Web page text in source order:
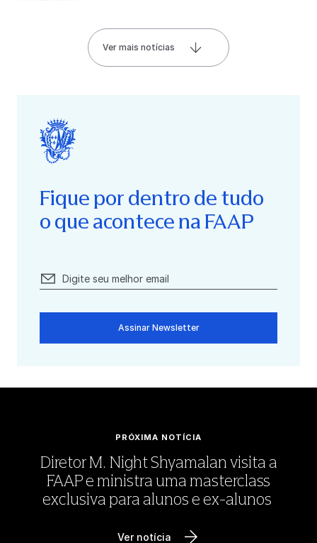
Ver mais notícias
Fique por dentro de tudo
o que acontece na FAAP
Assinar Newsletter
PRÓXIMA NOTÍCIA
Diretor M. Night Shyamalan visita a
FAAP e ministra uma masterclass
exclusiva para alunos e ex-alunos
Ver notícia